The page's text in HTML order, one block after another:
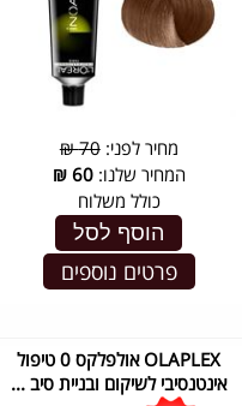
מחיר לפני:70 ₪
המחיר שלנו:60
₪
כולל משלוח
הוסף לסל
פרטים נוספים
OLAPLEX אולפלקס 0 טיפול
אינטנסיבי לשיקום ובניית סיב ...